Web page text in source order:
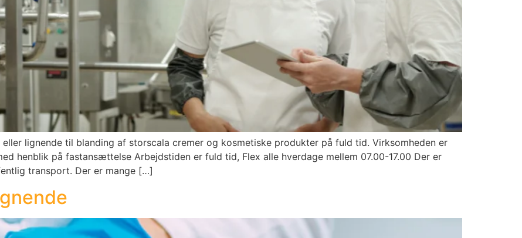
lignende til blanding af storscala cremer og kosmetiske produkter på fuld tid. Virksomheden er
henblik på fastansættelse Arbejdstiden er fuld tid, Flex alle hverdage mellem 07.00-17.00 Der er
transport. Der er mange […]